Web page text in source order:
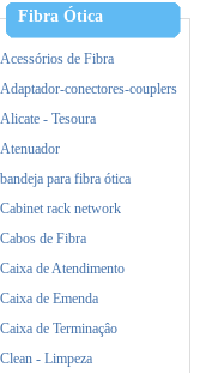
Equipamento de Proteção (EPI)
Incêndio
Fibra Ótica
Acessórios de Fibra
Adaptador-conectores-couplers
Alicate - Tesoura
Atenuador
bandeja para fibra ótica
Cabinet rack network
Cabos de Fibra
Caixa de Atendimento
Caixa de Emenda
Caixa de Terminaçâo
Clean - Limpeza